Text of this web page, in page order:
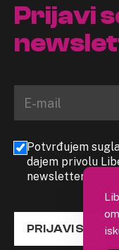
Prijavi
Potvrđujem
dajem privolu
newslettera
PRIJAVI SE